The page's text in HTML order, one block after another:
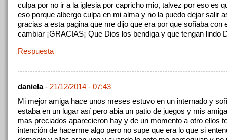
culpa por no ir a la iglesia por capricho mio, talvez por eso es
eso porque albergo culpa en mi alma y no la puedo dejar salir
gracias a esta pagina que me dijo que era por que soñaba con
cambiar ¡GRACIAS¡ Que Dios los bendiga y que tengan lindo
Respuesta
daniela- 21/12/2014 - 07:43
Mi mejor amiga hace unos meses estuvo en un internado y
estaba en un lugar así pero abia un patio de juegos y mis
mas preciados aparecieron hay y de un momento a otro ellos
intención de hacerme algo pero no supe que era lo que si